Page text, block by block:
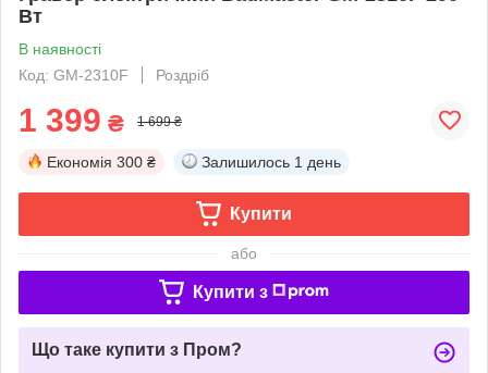
Вт
В наявності
Код: GM-2310F
Роздріб
1 399 ₴ 1 699 ₴
Економія 300 ₴ Залишилось 1 день
Купити
або
Купити з
Що таке купити з Пром?